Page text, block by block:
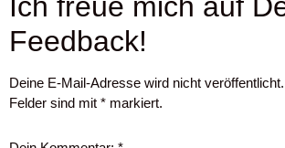
Feedback!
Deine E-Mail-Adresse wird nicht veröffentlicht.
Felder sind mit * markiert.